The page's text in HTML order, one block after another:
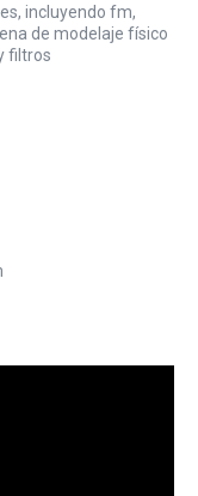
incluyendo fm,
de modelaje físico
filtros